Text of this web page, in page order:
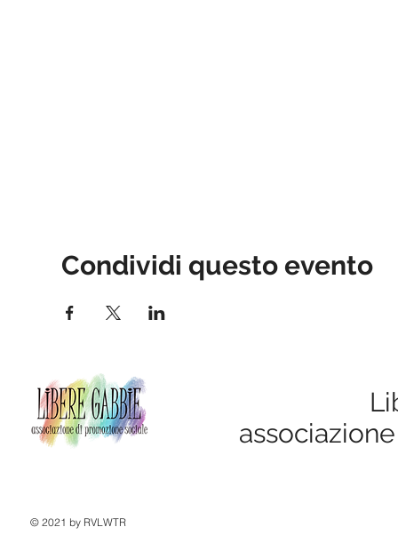
Condividi questo evento
© 2021 by RVLWTR